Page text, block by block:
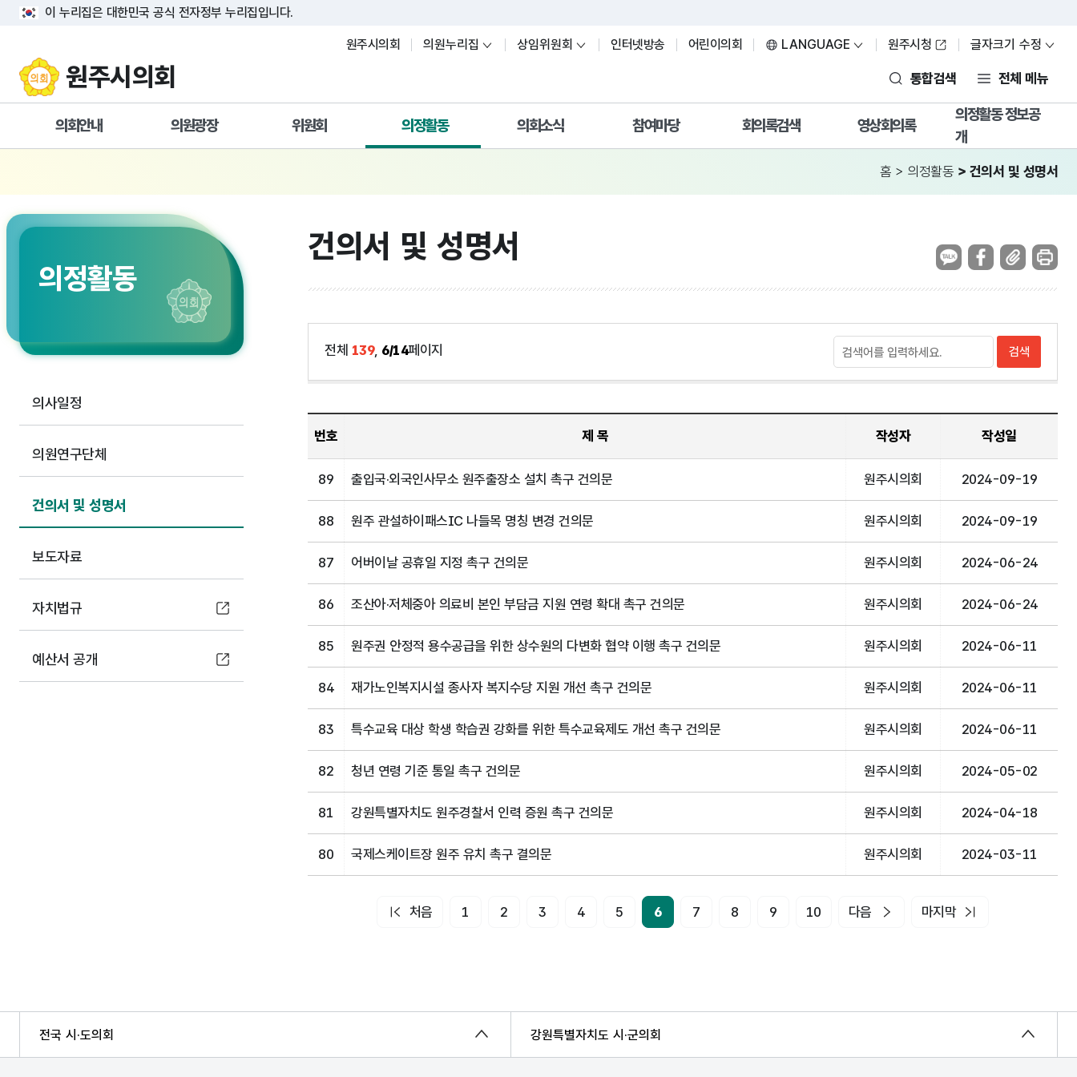
이 누리집은 대한민국 공식 전자정부 누리집입니다.
원주시의회 의원누리집 상임위원회 인터넷방송 어린이의회 LANGUAGE 원주시청 글자크기 수정
원주시의회 통합검색 전체 메뉴
의회안내
의회구성
의회사무국
의원광장
역대의원
위원회 의정활동
보도자료
자치법규
예산서 공개
의회소식
주간의정
공청회 개최결과
비공개대상정보
참여마당
주민조례청구
회의록검색
5분자유발언
영상회의록
홍보동영상
의정활동 정보공
개
의정활동 정보공
의회사무
홈 > 의정활동 > 건의서 및 성명서
의정활동
의사일정
의원연구단체
건의서 및 성명서
보도자료
자치법규
예산서 공개
건의서 및 성명서
전체 139, 6/14페이지
번호 제 목 작성자 작성일
89 출입국·외국인사무소 원주출장소 설치 촉구 건의문 원주시의회 2024-09-19
88 원주 관설하이패스IC 나들목 명칭 변경 건의문 원주시의회 2024-09-19
87 어버이날 공휴일 지정 촉구 건의문 원주시의회 2024-06-24
86 조산아·저체중아 의료비 본인 부담금 지원 연령 확대 촉구 건의문 원주시의회 2024-06-24
85 원주권 안정적 용수공급을 위한 상수원의 다변화 협약 이행 촉구 건의문 원주시의회 2024-06-11
84 재가노인복지시설 종사자 복지수당 지원 개선 촉구 건의문 원주시의회 2024-06-11
83 특수교육 대상 학생 학습권 강화를 위한 특수교육제도 개선 촉구 건의문 원주시의회 2024-06-11
82 청년 연령 기준 통일 촉구 건의문 원주시의회 2024-05-02
81 강원특별자치도 원주경찰서 인력 증원 촉구 건의문 원주시의회 2024-04-18
80 국제스케이트장 원주 유치 촉구 결의문 원주시의회 2024-03-11
처음 1 2 3 4 5 6 7 8 9 10 다음 마지막
전국 시·도의회 강원특별자치도 시·군의회